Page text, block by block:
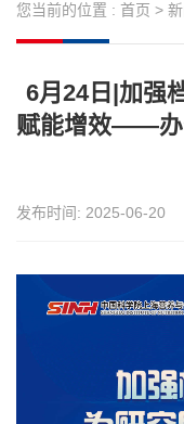
您当前的位置 : 首页 >
6月24日|加强
赋能增效——办
发布时间: 2025-06-20